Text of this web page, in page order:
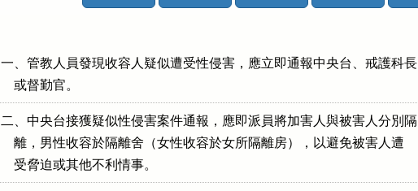
一、管教人員發現收容人疑似遭受性侵害，應立即通報中央台、戒護科長
    或督勤官。
二、中央台接獲疑似性侵害案件通報，應即派員將加害人與被害人分別隔
    離，男性收容於隔離舍（女性收容於女所隔離房），以避免被害人遭
    受脅迫或其他不利情事。